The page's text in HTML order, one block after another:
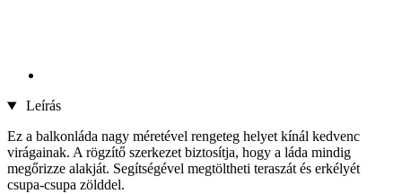
Leírás
Ez a balkonláda nagy méretével rengeteg helyet kínál kedvenc
virágainak. A rögzítő szerkezet biztosítja, hogy a láda mindig
megőrizze alakját. Segítségével megtöltheti teraszát és erkélyét
csupa-csupa zölddel.